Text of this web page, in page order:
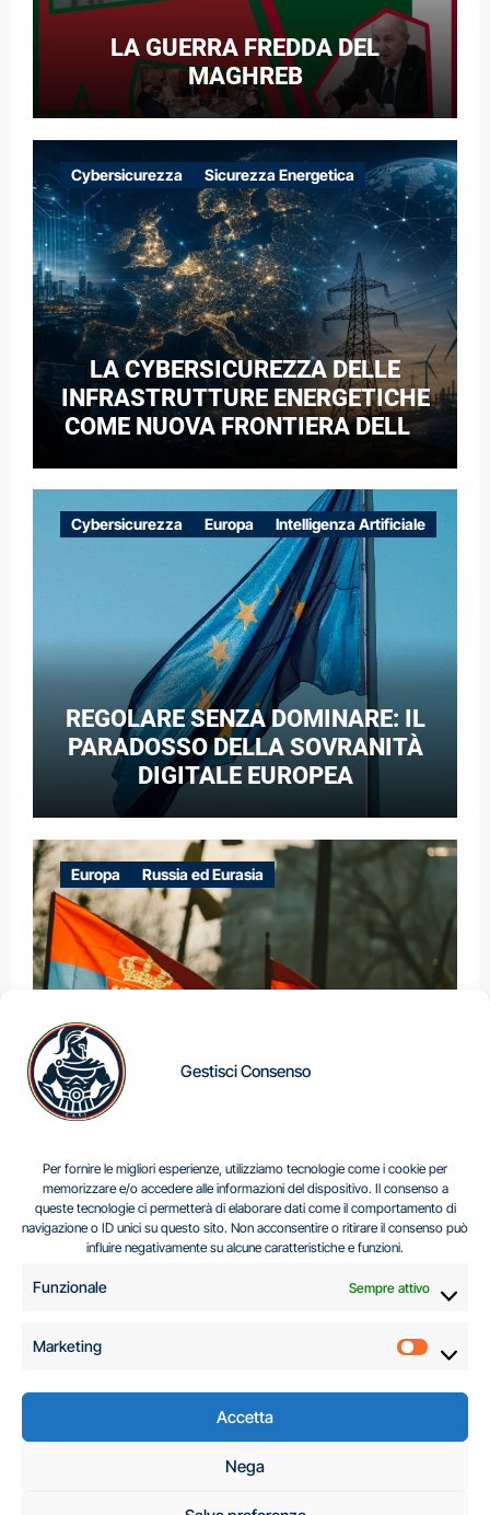
Gestisci Consenso
Per fornire le migliori esperienze, utilizziamo tecnologie come i cookie per
memorizzare e/o accedere alle informazioni del dispositivo. Il consenso a
queste tecnologie ci permetterà di elaborare dati come il comportamento di
navigazione o ID unici su questo sito. Non acconsentire o ritirare il consenso può
influire negativamente su alcune caratteristiche e funzioni.
Funzionale Sempre attivo
Marketing
Accetta
Nega
LA GUERRA FREDDA DEL
MAGHREB
Cybersicurezza Sicurezza Energetica
LA CYBERSICUREZZA DELLE
INFRASTRUTTURE ENERGETICHE
COME NUOVA FRONTIERA DELLA
CASO DELLE RETI ELETTRICHE
EUROPEE NEL CONTESTO DELLA
GUERRA IBRIDA
Cybersicurezza Europa Intelligenza Artificiale
REGOLARE SENZA DOMINARE: IL
PARADOSSO DELLA SOVRANITÀ
DIGITALE EUROPEA
Europa Russia ed Eurasia
Centro Analisi e Studi Italus © Tutti i diritti riservati
C.A.S.I. – Centro
Analisi e Studi Italus